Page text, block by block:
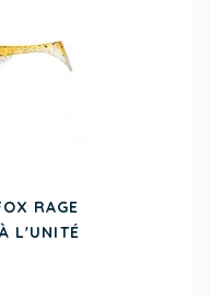
RAGE
L'UNITÉ